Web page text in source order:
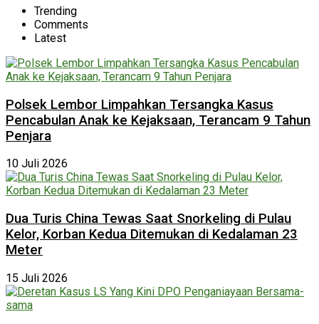
Trending
Comments
Latest
Polsek Lembor Limpahkan Tersangka Kasus
Pencabulan Anak ke Kejaksaan, Terancam 9 Tahun
Penjara
10 Juli 2026
Dua Turis China Tewas Saat Snorkeling di Pulau
Kelor, Korban Kedua Ditemukan di Kedalaman 23
Meter
15 Juli 2026